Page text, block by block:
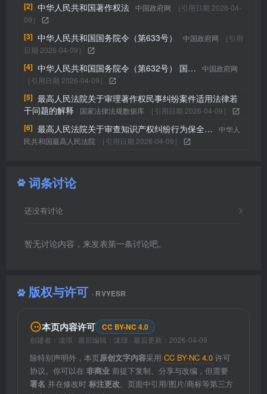
[2] 中华人民共和国著作权法 中国政府网
［引用日期 2026-04-
09］
[3] 中华人民共和国国务院令（第633号） 中国政府网
［引用
日期 2026-04-09］
[4] 中华人民共和国国务院令（第632号） 国…
中国政府网
［引用日期 2026-04-09］
[5] 最高人民法院关于审理著作权民事纠纷案件适用法律若
干问题的解释
国家法律法规数据库 ［引用日期 2026-04-09］
[6] 最高人民法院关于审查知识产权纠纷行为保全…
中华人
民共和国最高人民法院
［引用日期 2026-04-09］
词条讨论
还没有讨论
暂无讨论内容，来发表第一条讨论吧。
版权与许可 · RVYESR
本页内容许可 CC BY-NC 4.0
创建者： 泷璟 · 最后编辑： 泷璟 · 最后更新： 2026-04-09
除特别声明外，本页原创文字内容采用 CC BY-NC 4.0 许可
协议。你可以在 非商业 前提下复制、分享与改编，但需要
署名 并在修改时 标注更改。页面中引用/图片/商标等第三方